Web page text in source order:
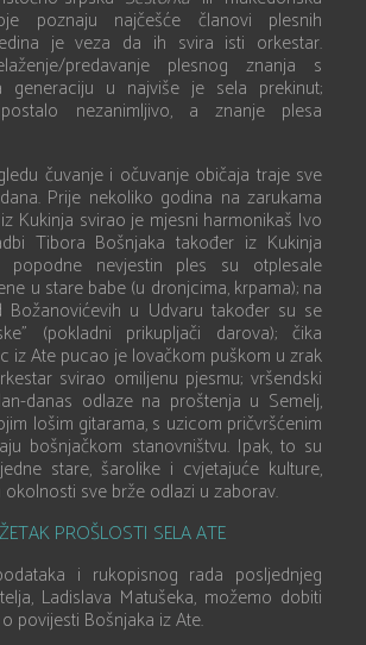
poznaju najčešće članovi plesnih
je veza da ih svira isti orkestar.
predavanje plesnog znanja s
generaciju u najviše je sela prekinut;
nezanimljivo, a znanje plesa
čuvanje i očuvanje običaja traje sve
Prije nekoliko godina na zarukama
Kukinja svirao je mjesni harmonikaš Ivo
Tibora Bošnjaka također iz Kukinja
popodne nevjestin ples su otplesale
u stare babe (u dronjcima, krpama); na
Božanovićevih u Udvaru također su se
(pokladni prikupljači darova); čika
iz Ate pucao je lovačkom puškom u zrak
svirao omiljenu pjesmu; vršendski
danas odlaze na proštenja u Semelj,
lošim gitarama, s uzicom pričvršćenim
bošnjačkom stanovništvu. Ipak, to su
stare, šarolike i cvjetajuće kulture,
sve brže odlazi u zaborav.
PROŠLOSTI SELA ATE
i rukopisnog rada posljednjeg
Ladislava Matušeka, možemo dobiti
povijesti Bošnjaka iz Ate.